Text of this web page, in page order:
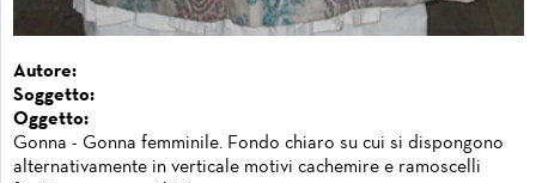
Autore:
Soggetto:
Oggetto:
Gonna - Gonna femminile. Fondo chiaro su cui si dispongono
alternativamente in verticale motivi cachemire e ramoscelli